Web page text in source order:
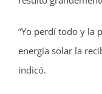
“Yo perdí todo y la
energía solar la
indicó.